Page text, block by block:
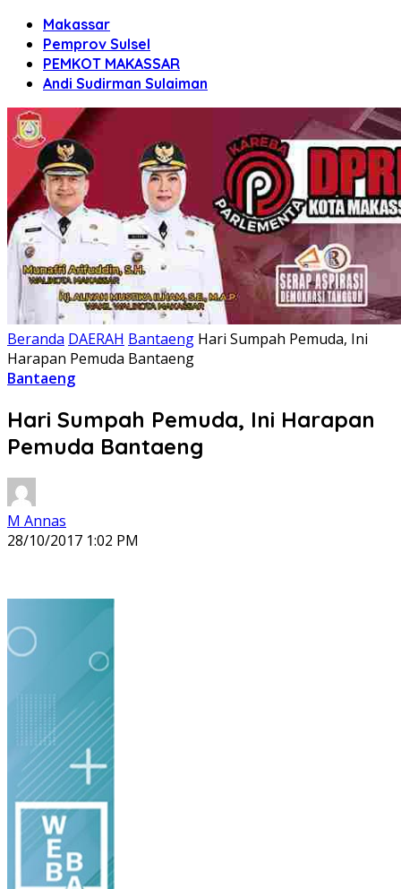
Makassar
Pemprov Sulsel
PEMKOT MAKASSAR
Andi Sudirman Sulaiman
Beranda DAERAH Bantaeng Hari Sumpah Pemuda, Ini
Harapan Pemuda Bantaeng
Bantaeng
Hari Sumpah Pemuda, Ini Harapan
Pemuda Bantaeng
M Annas
28/10/2017 1:02 PM